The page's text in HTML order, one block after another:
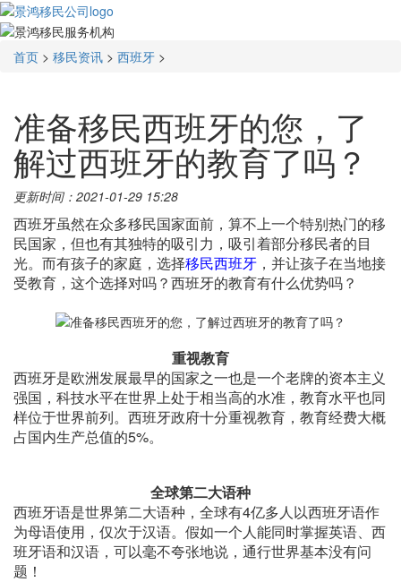
首页 > 移民资讯 > 西班牙 >
准备移民西班牙的您，了
解过西班牙的教育了吗？
更新时间：2021-01-29 15:28
西班牙虽然在众多移民国家面前，算不上一个特别热门的移
民国家，但也有其独特的吸引力，吸引着部分移民者的目
光。而有孩子的家庭，选择移民西班牙 ，并让孩子在当地接
受教育，这个选择对吗？西班牙的教育有什么优势吗？
重视教育
西班牙是欧洲发展最早的国家之一也是一个老牌的资本主义
强国，科技水平在世界上处于相当高的水准，教育水平也同
样位于世界前列。西班牙政府十分重视教育，教育经费大概
占国内生产总值的5%。
全球第二大语种
西班牙语是世界第二大语种，全球有4亿多人以西班牙语作
为母语使用，仅次于汉语。假如一个人能同时掌握英语、西
班牙语和汉语，可以毫不夸张地说，通行世界基本没有问
题！